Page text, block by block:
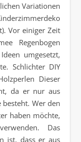
Variationen
Vor einiger Zeit
Regenbogen
umgesetzt,
Schlichter DIY
Dieser
da er nur aus
Wer den
haben möchte,
Das
ist, dass er aus